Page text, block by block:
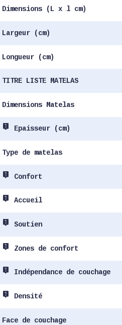
Dimensions (L x l cm)
Largeur (cm)
Longueur (cm)
TITRE LISTE MATELAS
Dimensions Matelas
live_help Epaisseur (cm)
Type de matelas
live_help Confort
live_help Accueil
live_help Soutien
live_help Zones de confort
live_help Indépendance de couchage
live_help Densité
Face de couchage